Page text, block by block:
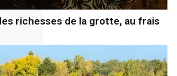
richesses de la grotte, au frais